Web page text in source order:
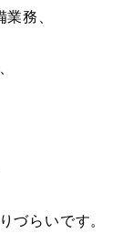
務、
づらいです。